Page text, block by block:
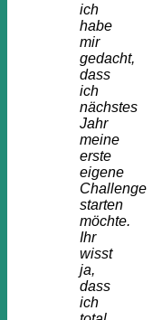
ich
habe
mir
gedacht,
dass
ich
nächstes
Jahr
meine
erste
eigene
Challenge
starten
möchte.
Ihr
wisst
ja,
dass
ich